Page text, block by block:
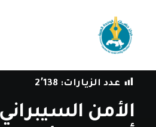
فيدراسات
عدد الزيارات: 2٬138
الأمن